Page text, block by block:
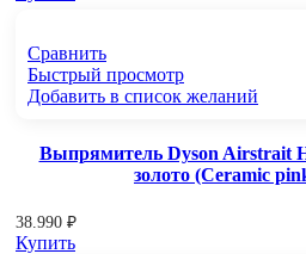
Сравнить
Быстрый просмотр
Добавить в список желаний
Выпрямитель Dyson Airstrait
золото (Ceramic
38.990 ₽
Купить